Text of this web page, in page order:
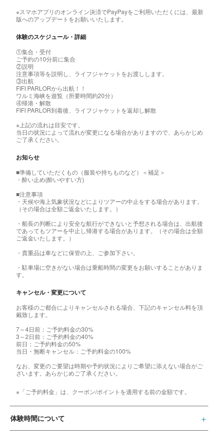
※スマホアプリのオンライン決済でPayPayをご利用いただくには、最新
版へのアップデートをお願いいたします。
体験のスケジュール・詳細
①集合・受付
ご予約の10分前に集合
②説明
注意事項等を説明し、ライフジャケットをお渡しします。
③出航
FIFI PARLORから出航！！
ワルミ海峡を遊覧（所要時間約20分）
④帰港・解散
FIFI PARLOR到着後、ライフジャケットを返却し解散
※上記の流れは目安です。
当日の状況によって流れが変更になる場合がありますので、あらかじめ
ご了承ください。
お知らせ
■準備していただくもの（服装や持ちものなど）＜補足＞
・酔い止め(酔いやすい方)
■注意事項
・天候や海上気象状況などによりツアーの中止をする場合があります。
（その場合は全額ご返金いたします。）
・船長の判断により安全な航行ができないと予想される場合は、出航後
であってもツアーを中止し帰港する場合があります。（その場合は全額
ご返金いたします。）
・貴重品は車などに保管の上、ご参加下さい。
・駐車場に空きがない場合は乗船時間の変更をお願いすることがありま
す。
キャンセル・変更について
お客様のご都合によりキャンセルされる場合、下記のキャンセル料を頂
戴致します。
7～4日前：ご予約料金の30%
3～2日前：ご予約料金の40%
前日：ご予約料金の50%
当日・無断キャンセル：ご予約料金の100%
なお、変更のご要望は時期や予約状況によりご希望に添えない場合がご
ざいます。あらかじめご了承ください。
※「ご予約料金」は、クーポン/ポイントを適用する前の金額です。
体験時間について